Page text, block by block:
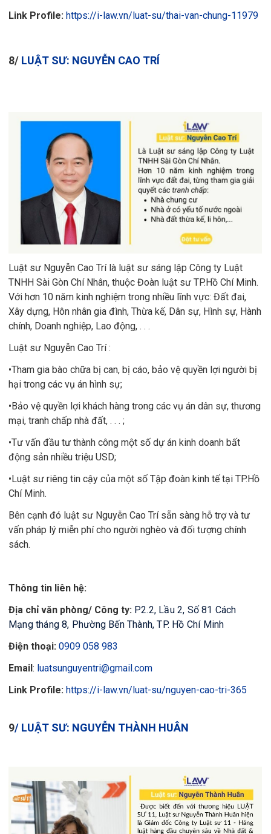
Link Profile: https://i-law.vn/luat-su/thai-van-chung-11979
8/ LUẬT SƯ: NGUYỄN CAO TRÍ
Luật sư Nguyễn Cao Trí là luật sư sáng lập Công ty Luật
TNHH Sài Gòn Chí Nhân, thuộc Đoàn luật sư TP.Hồ Chí Minh.
Với hơn 10 năm kinh nghiệm trong nhiều lĩnh vực: Đất đai,
Xây dựng, Hôn nhân gia đình, Thừa kế, Dân sự, Hình sự, Hành
chính, Doanh nghiệp, Lao động, . . .
Luật sư Nguyễn Cao Trí :
•Tham gia bào chữa bị can, bị cáo, bảo vệ quyền lợi người bị
hại trong các vụ án hình sự;
•Bảo vệ quyền lợi khách hàng trong các vụ án dân sự, thương
mại, tranh chấp nhà đất, . . . ;
•Tư vấn đầu tư thành công một số dự án kinh doanh bất
động sản nhiều triệu USD;
•Luật sư riêng tin cậy của một số Tập đoàn kinh tế tại TP.Hồ
Chí Minh.
Bên cạnh đó luật sư Nguyễn Cao Trí sẵn sàng hỗ trợ và tư
vấn pháp lý miễn phí cho người nghèo và đối tượng chính
sách.
Thông tin liên hệ:
Địa chỉ văn phòng/ Công ty: P2.2, Lầu 2, Số 81 Cách
Mạng tháng 8, Phường Bến Thành, TP. Hồ Chí Minh
Điện thoại: 0909 058 983
Email: luatsunguyentri@gmail.com
Link Profile: https://i-law.vn/luat-su/nguyen-cao-tri-365
9/ LUẬT SƯ: NGUYỄN THÀNH HUÂN